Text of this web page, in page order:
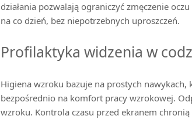
działania pozwalają ograniczyć zmęczenie
na co dzień, bez niepotrzebnych uproszczeń.
Profilaktyka widzenia w
Higiena wzroku bazuje na prostych
bezpośrednio na komfort pracy wzrokowej.
wzroku. Kontrola czasu przed ekranem